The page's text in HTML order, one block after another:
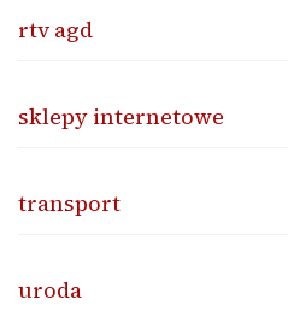
rtv agd
sklepy internetowe
transport
uroda